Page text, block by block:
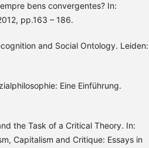
bens convergentes? In:
pp.163 – 186.
and Social Ontology. Leiden:
Eine Einführung.
the Task of a Critical Theory. In:
Capitalism and Critique: Essays in